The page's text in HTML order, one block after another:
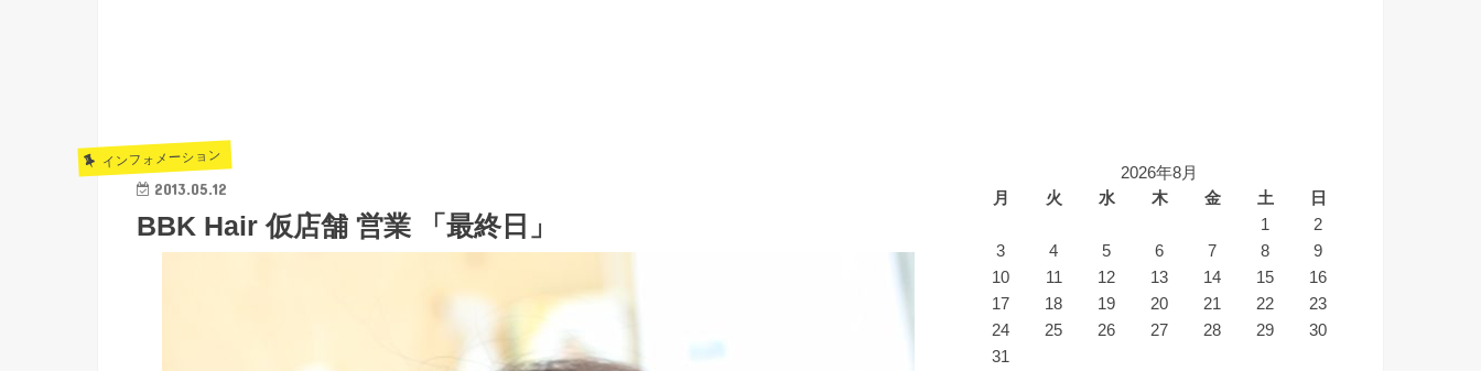
インフォメーション
2013.05.12
BBK Hair 仮店舗 営業 「最終日」
2026年8月
月
火 水 木 金 土
日
1
2
3
4 5 6 7 8
9
10
11 12 13 14 15
16
17
18 19 20 21 22
23
24
25 26 27 28 29
30
31